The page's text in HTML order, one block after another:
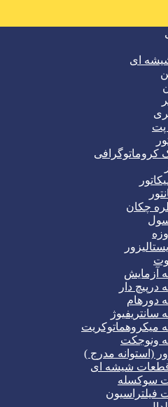
ای
پت
کروماتوگرافی
چکان
آزمایش
درپیچ دار
دورهام
سانتریفیوژ
میکروهماتوکریت
ونوجکت
(استوانه مدرج )
شیشه ای
سوکسله
فیلتراسیون